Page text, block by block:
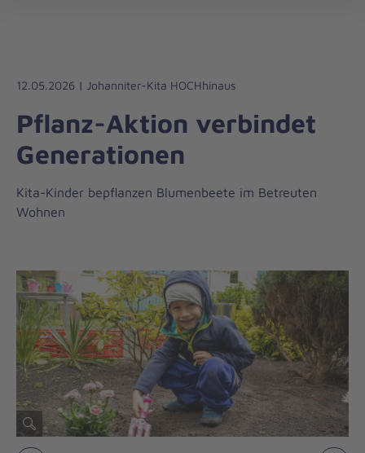
Liebe
Leben
12.05.2026 | Johanniter-Kita HOCHhinaus
Pflanz-Aktion verbindet
Generationen
Kita-Kinder bepflanzen Blumenbeete im Betreuten
Wohnen